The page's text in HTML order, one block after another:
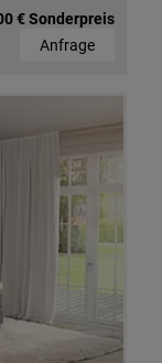
€ Sonderpreis
Anfrage